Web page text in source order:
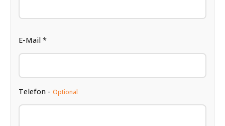
E-Mail *
Telefon - Optional